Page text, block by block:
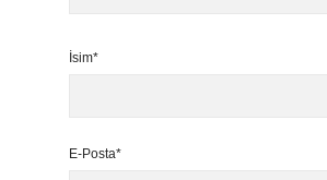
İsim*
E-Posta*